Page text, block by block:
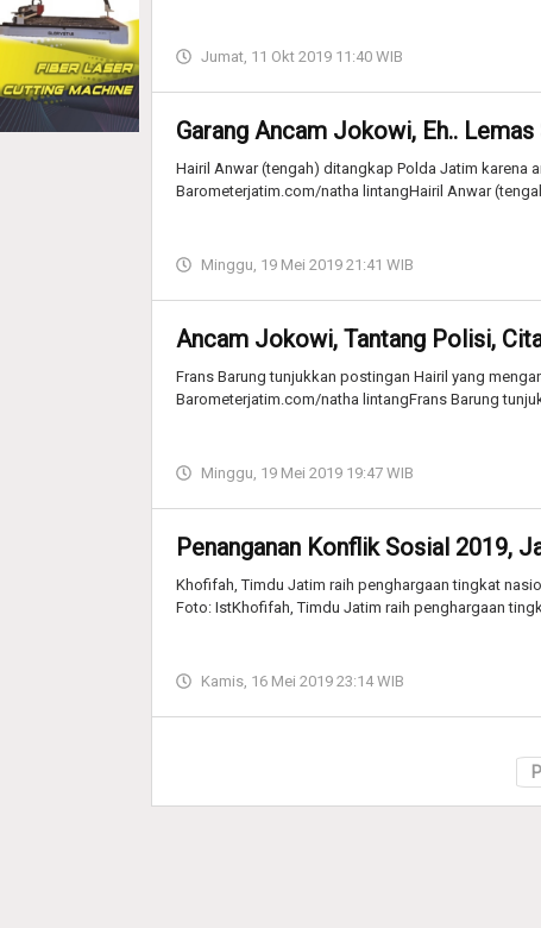
Jumat, 11 Okt 2019 11:40 WIB
Garang Ancam Jokowi, Eh..
Hairil Anwar (tengah) ditangkap Polda Jatim karena
Barometerjatim.com/natha lintangHairil Anwar
Minggu, 19 Mei 2019 21:41 WIB
Ancam Jokowi, Tantang Polisi,
Frans Barung tunjukkan postingan Hairil yang
Barometerjatim.com/natha lintangFrans Barung
Minggu, 19 Mei 2019 19:47 WIB
Penanganan Konflik Sosial 2019,
Khofifah, Timdu Jatim raih penghargaan tingkat
Foto: IstKhofifah, Timdu Jatim raih penghargaan
Kamis, 16 Mei 2019 23:14 WIB